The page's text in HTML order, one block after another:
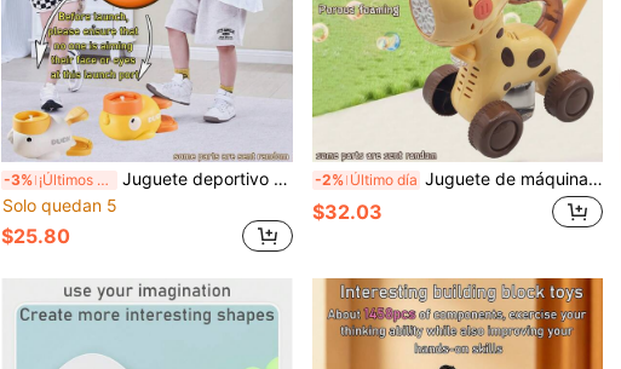
-3% ¡Últimos 2 días
Juguete deportivo de red voladora activado por el pie, disco volador con forma de pato para alivio del estrés y juego interactivo para niños, disco volador de pato con sonido de graznido activado por el pie, juguete deportivo interactivo para padres e hijos en interiores/exteriores, disco volador lanzado por el pie, juguete bumerán de lanzamiento de libélula de bambú, juego divertido de disco volador de pato activado por el pie, juguete para quemar energía para bebés, disponible en colores amarillo y blanco, sin batería requerida (incluye máscara + red + disco volador de juguete)
Solo quedan 5
$25.80
-2% Último día Juguete de máquina de burbujas para niños con luz en forma de jirafa, arranque con un clic, soplador de burbujas automático, carrito de empujar de cuatro ruedas suave y estable, juguete de máquina de burbujas de mano con diseño de jirafa de dibujos animados linda (Disponible en dos especificaciones: con mango de empuje y sin mango de empuje), cable de carga incluido pero cabezal de carga no incluido
$32.03